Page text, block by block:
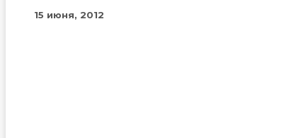
15 июня, 2012